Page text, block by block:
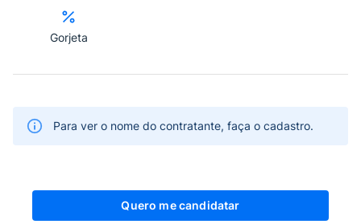
Gorjeta
Para ver o nome do contratante, faça o cadastro.
Quero me candidatar